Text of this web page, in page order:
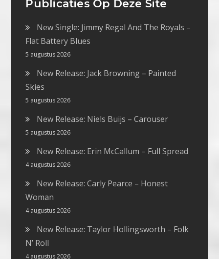
Publicaties Op Deze Site
New Single: Jimmy Regal And The Royals –
Flat Battery Blues
5 augustus 2026
New Release: Jack Browning – Painted
Skies
5 augustus 2026
New Release: Niels Buijs – Carouser
5 augustus 2026
New Release: Erin McCallum – Full Spread
4 augustus 2026
New Release: Carly Pearce – Honest
Woman
4 augustus 2026
New Release: Taylor Hollingsworth – Folk
N’ Roll
4 augustus 2026